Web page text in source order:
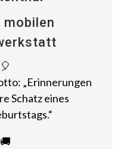
🎈
„Erinnerungen
Schatz eines
🚚